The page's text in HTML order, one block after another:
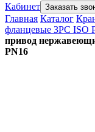
Кабинет Заказать
Главная Каталог
фланцевые 3PC ISO
привод
PN16